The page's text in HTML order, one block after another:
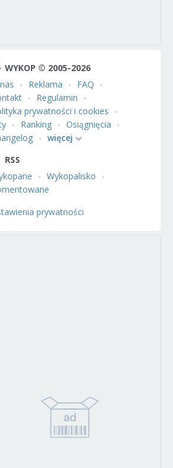
WYKOP © 2005-2026
Reklama
FAQ
Regulamin
prywatności i cookies
Ranking
Osiągnięcia
więcej
RSS
Wykopalisko
prywatności